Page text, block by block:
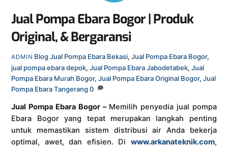
Jual Pompa Ebara Bogor | Produk
Original, & Bergaransi
ADMIN Blog Jual Pompa Ebara Bekasi,Jual Pompa Ebara Bogor,
jual pompa ebara depok,Jual Pompa Ebara Jabodetabek,Jual
Pompa Ebara Murah Bogor,Jual Pompa Ebara Original Bogor,Jual
Pompa Ebara Tangerang 0
Jual Pompa Ebara Bogor – Memilih penyedia jual pompa
Ebara Bogor yang tepat merupakan langkah penting
untuk memastikan sistem distribusi air Anda bekerja
optimal, awet, dan efisien. Di www.arkanateknik.com,